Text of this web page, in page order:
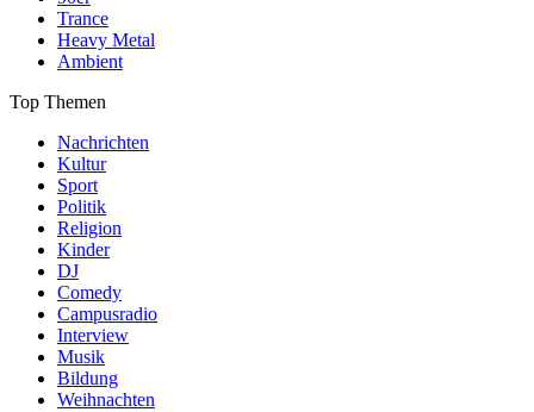
Trance
Heavy Metal
Ambient
Top Themen
Nachrichten
Kultur
Sport
Politik
Religion
Kinder
DJ
Comedy
Campusradio
Interview
Musik
Bildung
Weihnachten